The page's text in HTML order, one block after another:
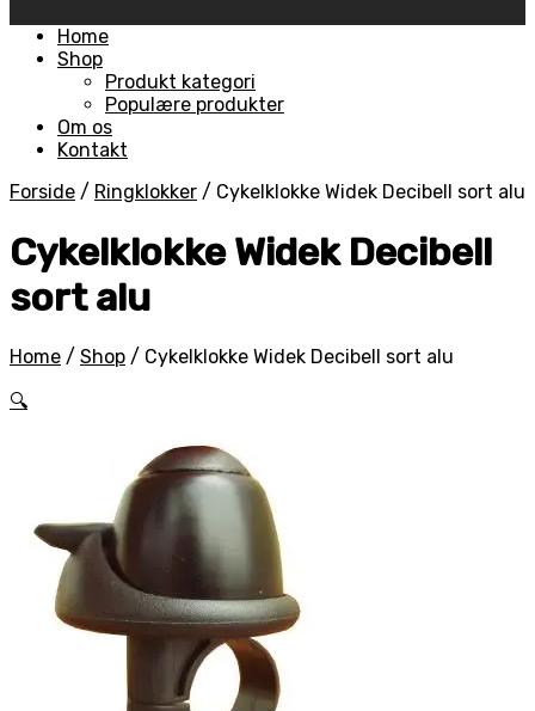
Skip
Home
Shop
Produkt kategori
Populære produkter
Om os
Kontakt
Forside / Ringklokker / Cykelklokke Widek Decibell sort alu
Cykelklokke Widek Decibell
sort alu
Home / Shop / Cykelklokke Widek Decibell sort alu
🔍